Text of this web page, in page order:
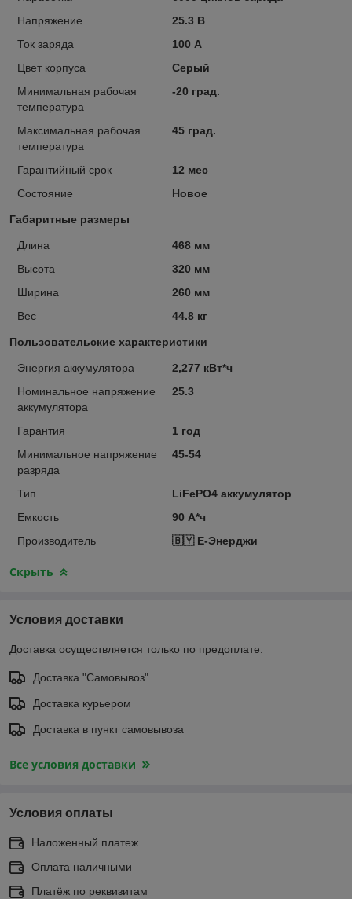
Напряжение
25.3 В
Ток заряда
100 А
Цвет корпуса
Серый
Минимальная рабочая
температура
-20 град.
Максимальная рабочая
температура
45 град.
Гарантийный срок
12 мес
Состояние
Новое
Габаритные размеры
Длина
468 мм
Высота
320 мм
Ширина
260 мм
Вес
44.8 кг
Пользовательские характеристики
Энергия аккумулятора
2,277 кВт*ч
Номинальное напряжение
аккумулятора
25.3
Гарантия
1 год
Минимальное напряжение
разряда
45-54
Тип
LiFePO4 аккумулятор
Емкость
90 А*ч
Производитель
🇧🇾 Е-Энерджи
Скрыть
Условия доставки
Доставка осуществляется только по предоплате.
Доставка "Самовывоз"
Доставка курьером
Доставка в пункт самовывоза
Все условия доставки
Условия оплаты
Наложенный платеж
Оплата наличными
Платёж по реквизитам